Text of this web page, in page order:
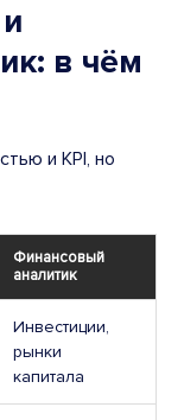
в чём
и KPI, но
Финансовый
аналитик
Инвестиции,
рынки
капитала